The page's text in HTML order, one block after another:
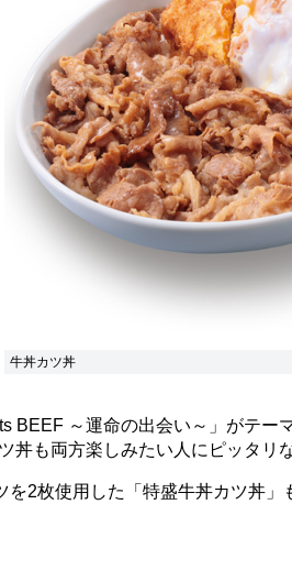
牛丼カツ丼
BEEF ～運命の出会い～」がテー
丼も両方楽しみたい人にピッタリ
2枚使用した「特盛牛丼カツ丼」